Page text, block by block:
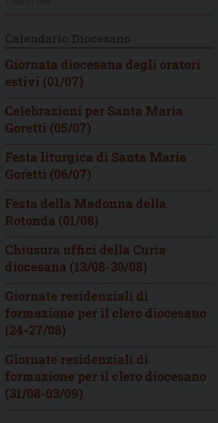
Giornata diocesana degli oratori
estivi (01/07)
Celebrazioni per Santa Maria
Goretti (05/07)
Festa liturgica di Santa Maria
Goretti (06/07)
Festa della Madonna della
Rotonda (01/08)
Chiusura uffici della Curia
diocesana (13/08-30/08)
Giornate residenziali di
formazione per il clero diocesano
(24-27/08)
Giornate residenziali di
formazione per il clero diocesano
(31/08-03/09)